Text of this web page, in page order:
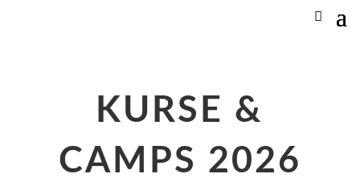
KURSE &
CAMPS 2026